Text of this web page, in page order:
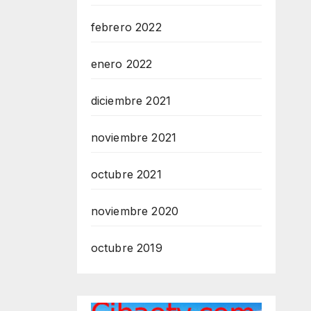
febrero 2022
enero 2022
diciembre 2021
noviembre 2021
octubre 2021
noviembre 2020
octubre 2019